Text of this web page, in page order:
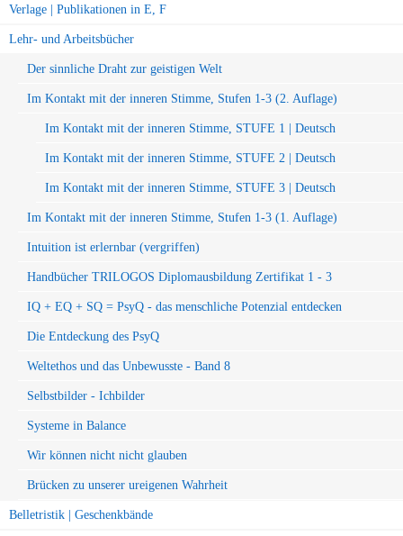
Verlage | Publikationen in E, F
Lehr- und Arbeitsbücher
Der sinnliche Draht zur geistigen Welt
Im Kontakt mit der inneren Stimme, Stufen 1-3 (2. Auflage)
Im Kontakt mit der inneren Stimme, STUFE 1 | Deutsch
Im Kontakt mit der inneren Stimme, STUFE 2 | Deutsch
Im Kontakt mit der inneren Stimme, STUFE 3 | Deutsch
Im Kontakt mit der inneren Stimme, Stufen 1-3 (1. Auflage)
Intuition ist erlernbar (vergriffen)
Handbücher TRILOGOS Diplomausbildung Zertifikat 1 - 3
IQ + EQ + SQ = PsyQ - das menschliche Potenzial entdecken
Die Entdeckung des PsyQ
Weltethos und das Unbewusste - Band 8
Selbstbilder - Ichbilder
Systeme in Balance
Wir können nicht nicht glauben
Brücken zu unserer ureigenen Wahrheit
Belletristik | Geschenkbände